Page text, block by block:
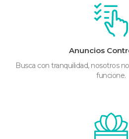
Anuncios
Busca con tranquilidad, nosotros
funcione.